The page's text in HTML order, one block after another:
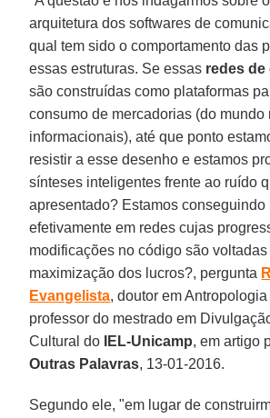
arquitetura dos softwares de
qual tem sido o comportamento das
essas estruturas. Se essas redes
são construídas como plataformas
consumo de mercadorias (do mundo
informacionais), até que ponto
resistir a esse desenho e estamos
sínteses inteligentes frente ao ruído
apresentado? Estamos conseguindo
efetivamente em redes cujas
modificações no código são voltadas
maximização dos lucros?, pergunta
Evangelista, doutor em
professor do mestrado em
Cultural do
IEL-Unicamp, em artigo
Outras Palavras, 13-01-2016.
Segundo ele, "em lugar de